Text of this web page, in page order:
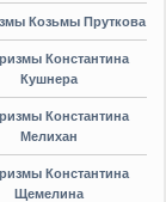
Козьмы Пруткова
Константина
Кушнера
Константина
Мелихан
Константина
Щемелина